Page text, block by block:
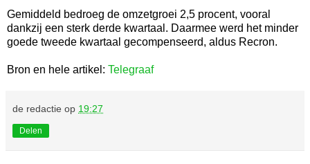
Gemiddeld bedroeg de omzetgroei 2,5 procent, vooral
dankzij een sterk derde kwartaal. Daarmee werd het minder
goede tweede kwartaal gecompenseerd, aldus Recron.
Bron en hele artikel: Telegraaf
de redactie op 19:27
Delen